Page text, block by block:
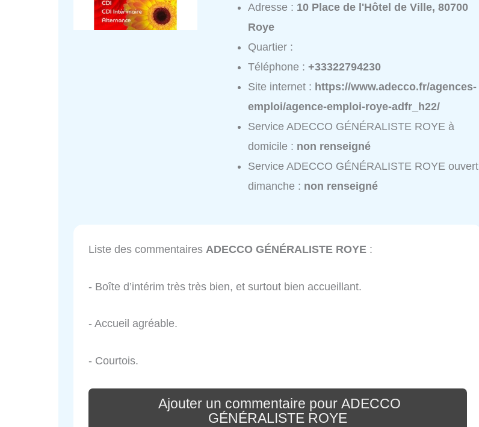
Adresse : 10 Place de l'Hôtel de Ville, 80700
Roye
Quartier :
Téléphone :+33322794230
Site internet : https://www.adecco.fr/agences-
emploi/agence-emploi-roye-adfr_h22/
Service ADECCO GÉNÉRALISTE ROYE à
domicile : non renseigné
Service ADECCO GÉNÉRALISTE ROYE ouvert
dimanche : non renseigné
Liste des commentaires ADECCO GÉNÉRALISTE ROYE :
- Boîte d’intérim très très bien, et surtout bien accueillant.
- Accueil agréable.
- Courtois.
Ajouter un commentaire pour ADECCO
GÉNÉRALISTE ROYE